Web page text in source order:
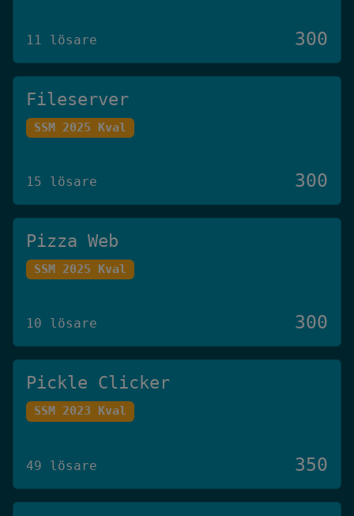
11 lösare 300
Fileserver
SSM 2025 Kval
15 lösare 300
Pizza Web
SSM 2025 Kval
10 lösare 300
Pickle Clicker
SSM 2023 Kval
49 lösare 350